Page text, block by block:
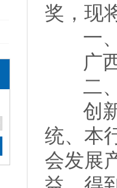
奖，现
一、
广西
二、
创新
统、本
会发展